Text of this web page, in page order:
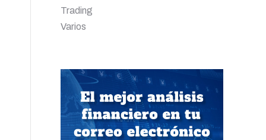
Trading
Varios